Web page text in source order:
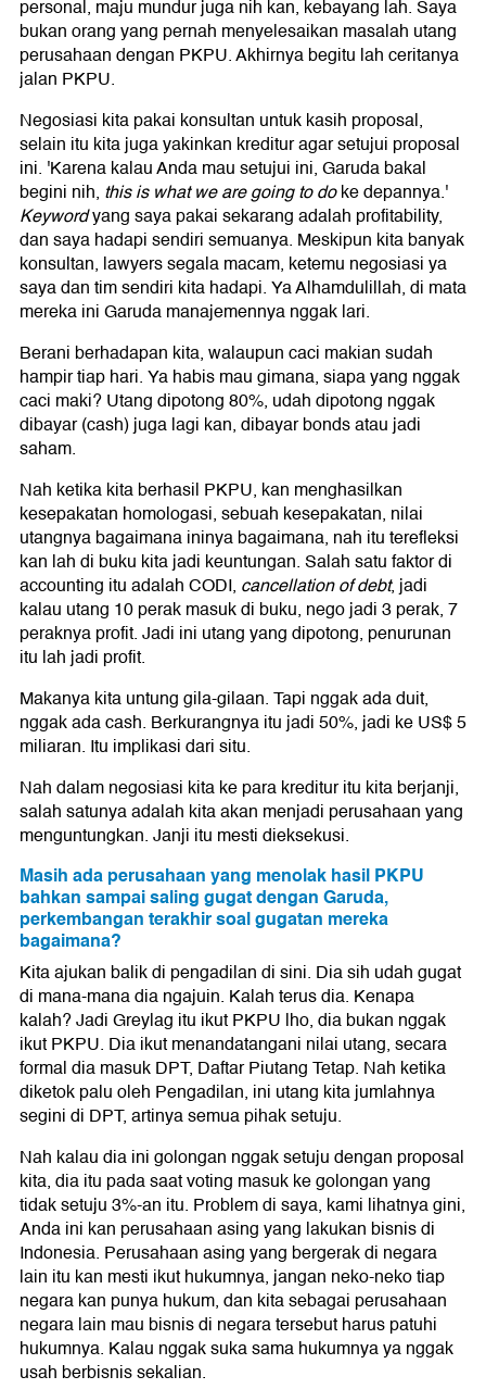
personal, maju mundur juga nih kan, kebayang lah. Saya
bukan orang yang pernah menyelesaikan masalah utang
perusahaan dengan PKPU. Akhirnya begitu lah ceritanya
jalan PKPU.
Negosiasi kita pakai konsultan untuk kasih proposal,
selain itu kita juga yakinkan kreditur agar setujui proposal
ini. 'Karena kalau Anda mau setujui ini, Garuda bakal
begini nih, this is what we are going to doke depannya.'
Keywordyang saya pakai sekarang adalah profitability,
dan saya hadapi sendiri semuanya. Meskipun kita banyak
konsultan, lawyers segala macam, ketemu negosiasi ya
saya dan tim sendiri kita hadapi. Ya Alhamdulillah, di mata
mereka ini Garuda manajemennya nggak lari.
Berani berhadapan kita, walaupun caci makian sudah
hampir tiap hari. Ya habis mau gimana, siapa yang nggak
caci maki? Utang dipotong 80%, udah dipotong nggak
dibayar (cash) juga lagi kan, dibayar bonds atau jadi
saham.
Nah ketika kita berhasil PKPU, kan menghasilkan
kesepakatan homologasi, sebuah kesepakatan, nilai
utangnya bagaimana ininya bagaimana, nah itu terefleksi
kan lah di buku kita jadi keuntungan. Salah satu faktor di
accounting itu adalah CODI, cancellation of debt, jadi
kalau utang 10 perak masuk di buku, nego jadi 3 perak, 7
peraknya profit. Jadi ini utang yang dipotong, penurunan
itu lah jadi profit.
Makanya kita untung gila-gilaan. Tapi nggak ada duit,
nggak ada cash. Berkurangnya itu jadi 50%, jadi ke US$ 5
miliaran. Itu implikasi dari situ.
Nah dalam negosiasi kita ke para kreditur itu kita berjanji,
salah satunya adalah kita akan menjadi perusahaan yang
menguntungkan. Janji itu mesti dieksekusi.
Masih ada perusahaan yang menolak hasil PKPU
bahkan sampai saling gugat dengan Garuda,
perkembangan terakhir soal gugatan mereka
bagaimana?
Kita ajukan balik di pengadilan di sini. Dia sih udah gugat
di mana-mana dia ngajuin. Kalah terus dia. Kenapa
kalah? Jadi Greylag itu ikut PKPU lho, dia bukan nggak
ikut PKPU. Dia ikut menandatangani nilai utang, secara
formal dia masuk DPT, Daftar Piutang Tetap. Nah ketika
diketok palu oleh Pengadilan, ini utang kita jumlahnya
segini di DPT, artinya semua pihak setuju.
Nah kalau dia ini golongan nggak setuju dengan proposal
kita, dia itu pada saat voting masuk ke golongan yang
tidak setuju 3%-an itu. Problem di saya, kami lihatnya gini,
Anda ini kan perusahaan asing yang lakukan bisnis di
Indonesia. Perusahaan asing yang bergerak di negara
lain itu kan mesti ikut hukumnya, jangan neko-neko tiap
negara kan punya hukum, dan kita sebagai perusahaan
negara lain mau bisnis di negara tersebut harus patuhi
hukumnya. Kalau nggak suka sama hukumnya ya nggak
usah berbisnis sekalian.